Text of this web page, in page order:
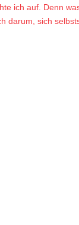
ich auf. Denn
darum, sich